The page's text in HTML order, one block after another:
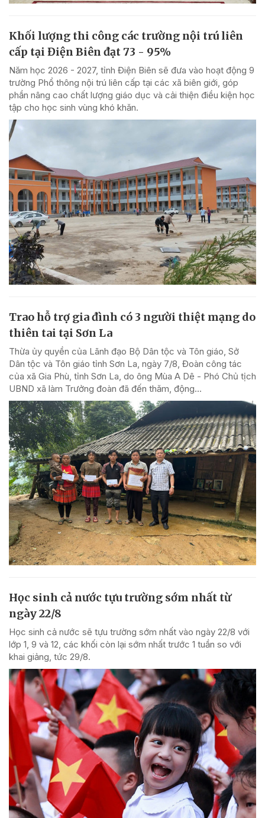
Khối lượng thi công các trường nội trú liên
cấp tại Điện Biên đạt 73 - 95%
Năm học 2026 - 2027, tỉnh Điện Biên sẽ đưa vào hoạt động 9
trường Phổ thông nội trú liên cấp tại các xã biên giới, góp
phần nâng cao chất lượng giáo dục và cải thiện điều kiện học
tập cho học sinh vùng khó khăn.
Trao hỗ trợ gia đình có 3 người thiệt mạng do
thiên tai tại Sơn La
Thừa ủy quyền của Lãnh đạo Bộ Dân tộc và Tôn giáo, Sở
Dân tộc và Tôn giáo tỉnh Sơn La, ngày 7/8, Đoàn công tác
của xã Gia Phù, tỉnh Sơn La, do ông Mùa A Dê - Phó Chủ tịch
UBND xã làm Trưởng đoàn đã đến thăm, động...
Học sinh cả nước tựu trường sớm nhất từ
ngày 22/8
Học sinh cả nước sẽ tựu trường sớm nhất vào ngày 22/8 với
lớp 1, 9 và 12, các khối còn lại sớm nhất trước 1 tuần so với
khai giảng, tức 29/8.